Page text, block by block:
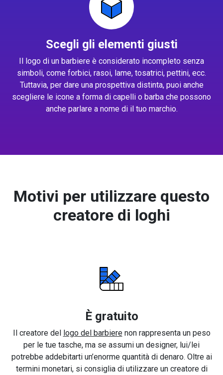
Scegli gli elementi giusti
Il logo di un barbiere è considerato incompleto senza
simboli, come forbici, rasoi, lame, tosatrici, pettini, ecc.
Tuttavia, per dare una prospettiva distinta, puoi anche
scegliere le icone a forma di capelli o barba che possono
anche parlare a nome di il tuo marchio.
Motivi per utilizzare questo
creatore di loghi
È gratuito
Il creatore del logo del barbierenon rappresenta un peso
per le tue tasche, ma se assumi un designer, lui/lei
potrebbe addebitarti un’enorme quantità di denaro. Oltre ai
termini monetari, si consiglia di utilizzare un creatore di